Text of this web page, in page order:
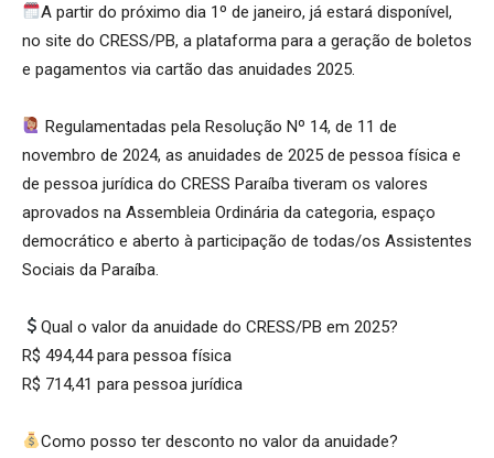
A partir do próximo dia 1º de janeiro, já estará disponível,
no site do CRESS/PB, a plataforma para a geração de boletos
e pagamentos via cartão das anuidades 2025.
Regulamentadas pela Resolução Nº 14, de 11 de
novembro de 2024, as anuidades de 2025 de pessoa física e
de pessoa jurídica do CRESS Paraíba tiveram os valores
aprovados na Assembleia Ordinária da categoria, espaço
democrático e aberto à participação de todas/os Assistentes
Sociais da Paraíba.
Qual o valor da anuidade do CRESS/PB em 2025?
R$ 494,44 para pessoa física
R$ 714,41 para pessoa jurídica
Como posso ter desconto no valor da anuidade?